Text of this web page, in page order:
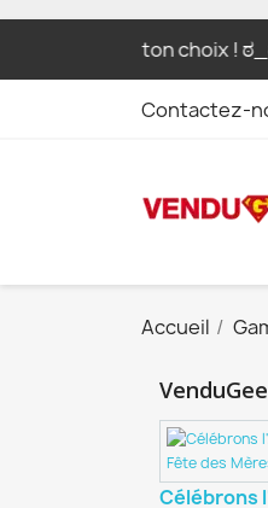
prix, ton choix ! ಠ_ಠ
Contactez-
Accueil